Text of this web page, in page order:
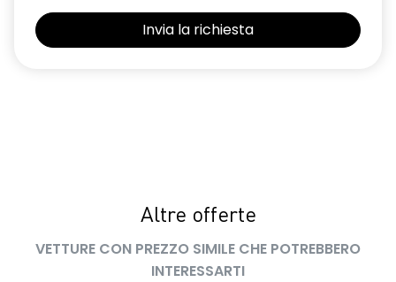
Altre offerte
VETTURE CON PREZZO SIMILE CHE POTREBBERO
INTERESSARTI